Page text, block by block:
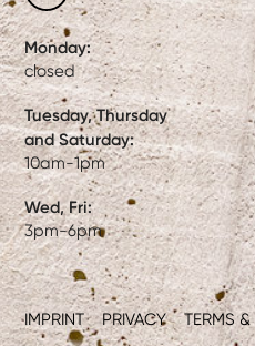
IMPRINT PRIVACY TERMS
Monday:
closed
Tuesday, Thursday
and Saturday:
10am-1pm
Wed, Fri:
3pm-6pm